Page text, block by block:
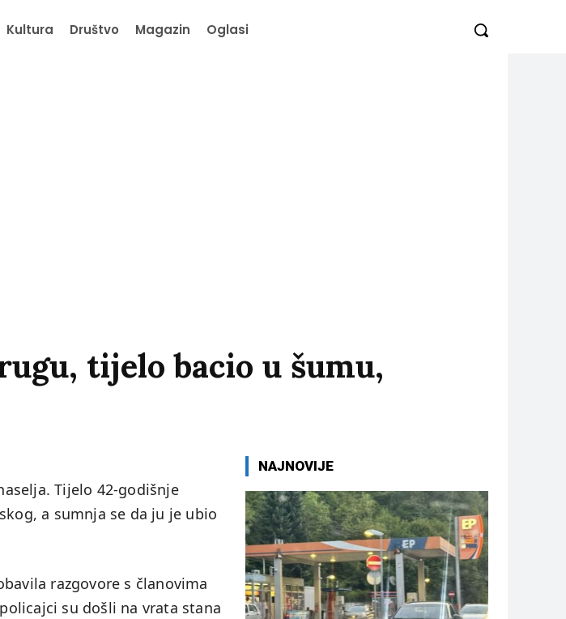
Kultura Društvo Magazin Oglasi
tijelo bacio u šumu,
Tijelo 42-godišnje
a sumnja se da ju je ubio
razgovore s članovima
su došli na vrata stana
NAJNOVIJE